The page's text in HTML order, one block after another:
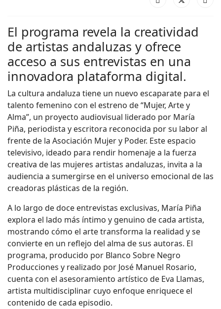
El programa revela la creatividad
de artistas andaluzas y ofrece
acceso a sus entrevistas en una
innovadora plataforma digital.
La cultura andaluza tiene un nuevo escaparate para el
talento femenino con el estreno de “Mujer, Arte y
Alma”, un proyecto audiovisual liderado por María
Piña, periodista y escritora reconocida por su labor al
frente de la Asociación Mujer y Poder. Este espacio
televisivo, ideado para rendir homenaje a la fuerza
creativa de las mujeres artistas andaluzas, invita a la
audiencia a sumergirse en el universo emocional de las
creadoras plásticas de la región.
A lo largo de doce entrevistas exclusivas, María Piña
explora el lado más íntimo y genuino de cada artista,
mostrando cómo el arte transforma la realidad y se
convierte en un reflejo del alma de sus autoras. El
programa, producido por Blanco Sobre Negro
Producciones y realizado por José Manuel Rosario,
cuenta con el asesoramiento artístico de Eva Llamas,
artista multidisciplinar cuyo enfoque enriquece el
contenido de cada episodio.